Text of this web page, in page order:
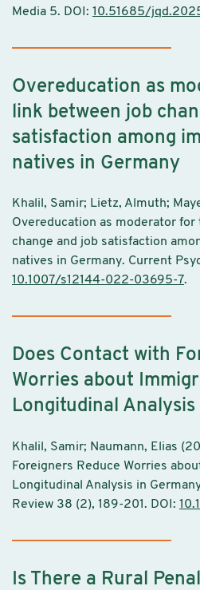
Media 5. DOI: 10.51685/
Overeducation as
link between job
satisfaction among
natives in Germany
Khalil, Samir; Lietz, Almuth;
Overeducation as moderator
change and job satisfaction
natives in Germany. Current
10.1007/s12144-022-03695-7.
Does Contact with
Worries about
Longitudinal
Khalil, Samir; Naumann, Elias
Foreigners Reduce Worries
Longitudinal Analysis in
Review 38 (2), 189-201. DOI:
Is There a Rural